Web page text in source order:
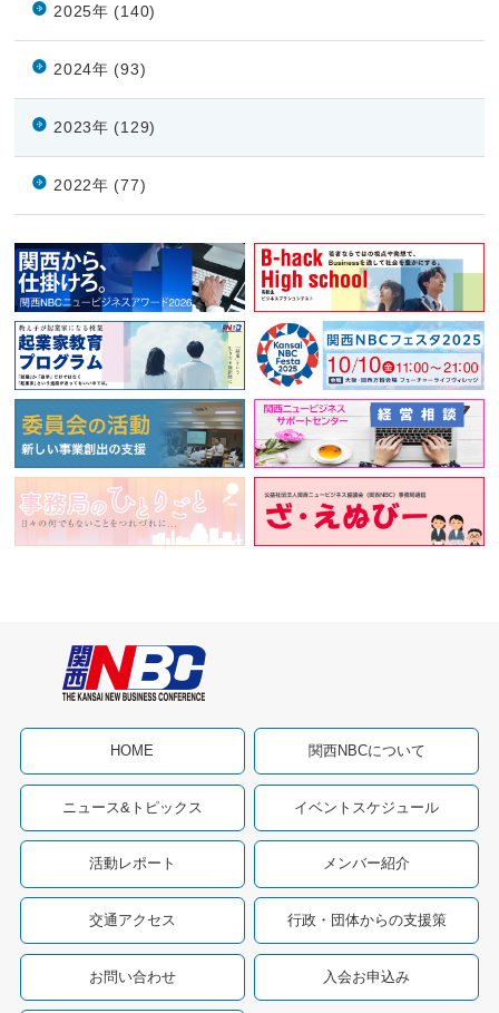
2025年 (140)
2024年 (93)
2023年 (129)
2022年 (77)
HOME 関西NBCについて
ニュース&トピックス イベントスケジュール
活動レポート メンバー紹介
交通アクセス 行政・団体からの支援策
お問い合わせ 入会お申込み